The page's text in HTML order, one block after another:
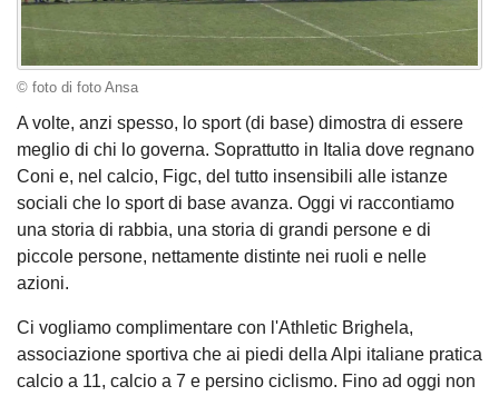
© foto di foto Ansa
A volte, anzi spesso, lo sport (di base) dimostra di essere
meglio di chi lo governa. Soprattutto in Italia dove regnano
Coni e, nel calcio, Figc, del tutto insensibili alle istanze
sociali che lo sport di base avanza. Oggi vi raccontiamo
una storia di rabbia, una storia di grandi persone e di
piccole persone, nettamente distinte nei ruoli e nelle
azioni.
Ci vogliamo complimentare con l'Athletic Brighela,
associazione sportiva che ai piedi della Alpi italiane pratica
calcio a 11, calcio a 7 e persino ciclismo. Fino ad oggi non